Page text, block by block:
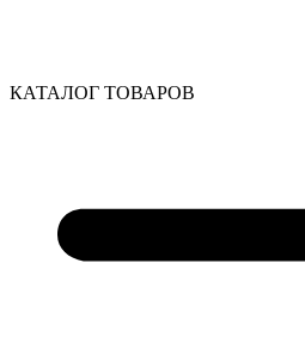
КАТАЛОГ ТОВАРОВ